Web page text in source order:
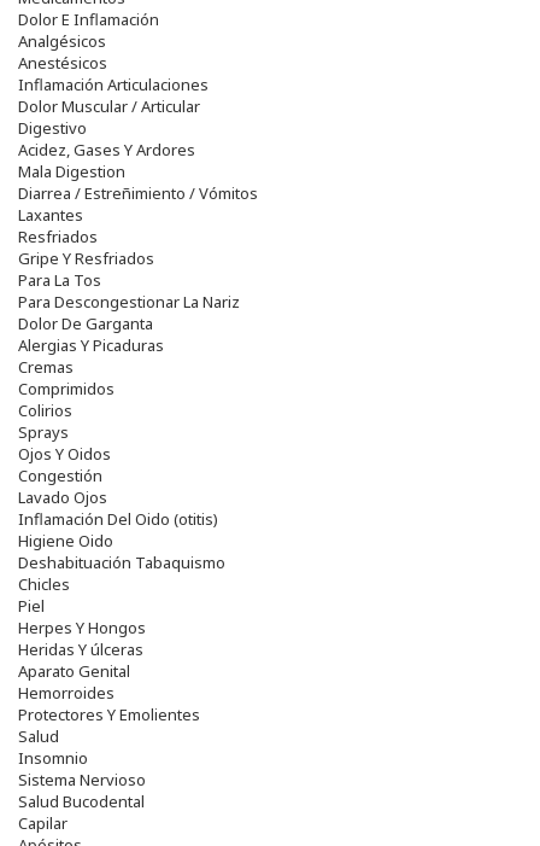
Dolor E Inflamación
Analgésicos
Anestésicos
Inflamación Articulaciones
Dolor Muscular / Articular
Digestivo
Acidez, Gases Y Ardores
Mala Digestion
Diarrea / Estreñimiento / Vómitos
Laxantes
Resfriados
Gripe Y Resfriados
Para La Tos
Para Descongestionar La Nariz
Dolor De Garganta
Alergias Y Picaduras
Cremas
Comprimidos
Colirios
Sprays
Ojos Y Oidos
Congestión
Lavado Ojos
Inflamación Del Oido (otitis)
Higiene Oido
Deshabituación Tabaquismo
Chicles
Piel
Herpes Y Hongos
Heridas Y úlceras
Aparato Genital
Hemorroides
Protectores Y Emolientes
Salud
Insomnio
Sistema Nervioso
Salud Bucodental
Capilar